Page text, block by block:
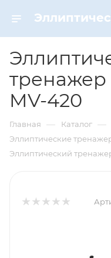
тренажер
MV-420
Главная — Каталог —
Эллиптические
Эллиптический